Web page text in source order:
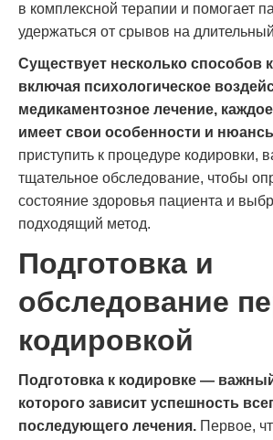
в комплексной терапии и помогает
удержаться от срывов на
Существует несколько способов
включая психологическое
медикаментозное лечение,
имеет свои особенности и
приступить к процедуре кодировки,
тщательное обследование, чтобы
состояние здоровья пациента и
подходящий метод.
Подготовка и
обследование
кодировкой
Подготовка к кодировке —
которого зависит успешность
последующего лечения. Первое,